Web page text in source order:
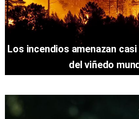
Los incendios amenazan
del viñedo